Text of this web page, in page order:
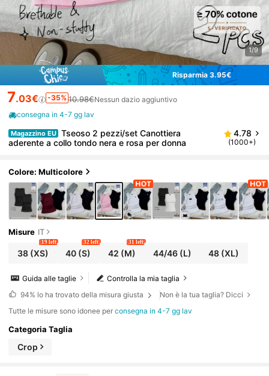
1/9
Risparmia 3.95€
7.03€ -35% 10.98€Nessun dazio aggiuntivo
consegna in 4-7 gg lav
Magazzino EU
Tseoso 2 pezzi/set Canottiera
aderente a collo tondo nera e rosa per donna
4.78
(1000+)
Colore: Multicolore
Misure IT
38(XS)
19 left
40 (S)
32 left
42 (M)
31 left
44/46(L) 48 (XL)
Controlla la mia taglia
Guida alle taglie
94% lo ha trovato della misura giusta
Non è la tua taglia? Dicci
Tutte le misure sono idonee perconsegna in 4-7 gg lav
Categoria Taglia
Crop